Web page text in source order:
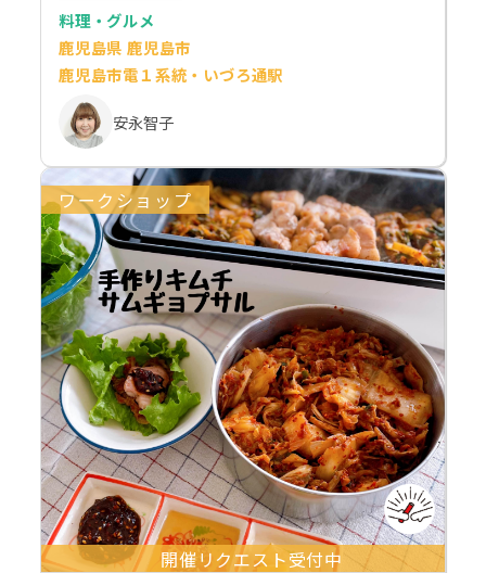
料理・グルメ
鹿児島県 鹿児島市
鹿児島市電１系統・いづろ通駅
安永智子
ワークショップ
開催リクエスト受付中